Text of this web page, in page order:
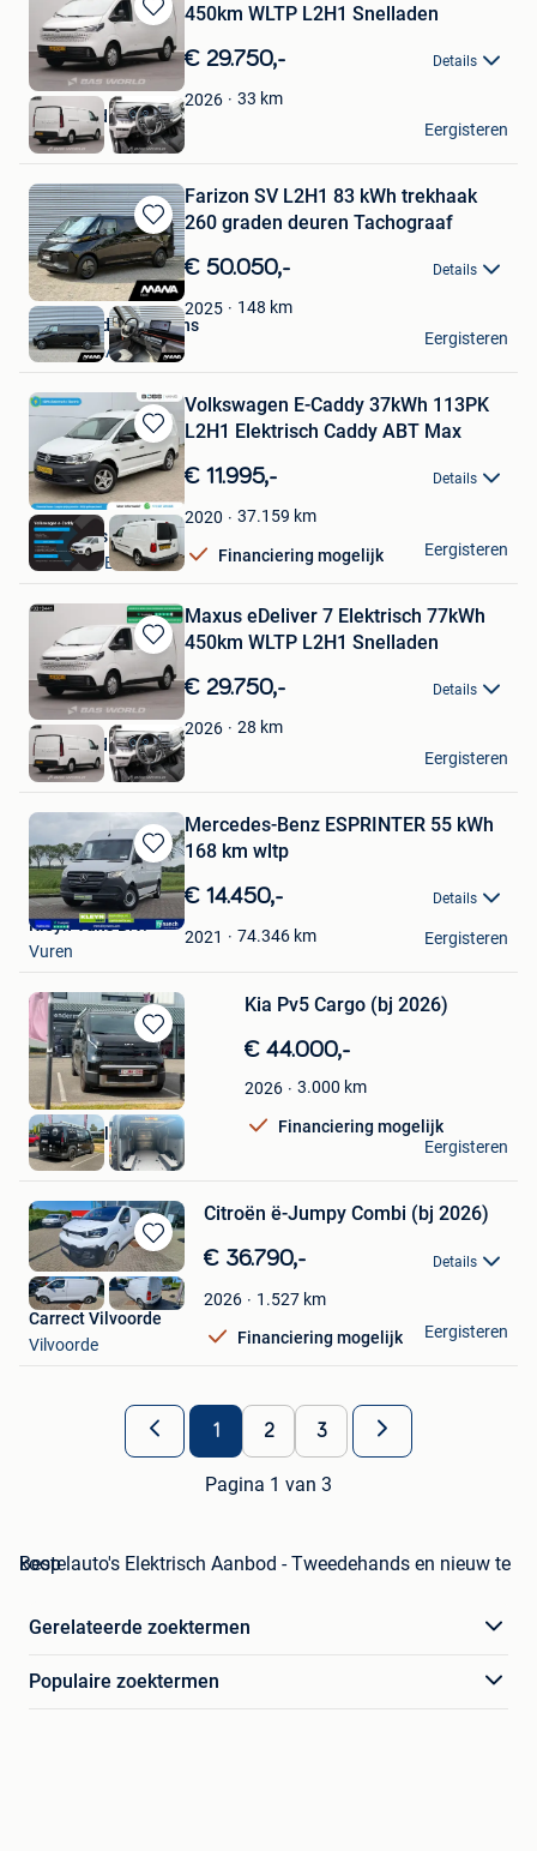
Bewaren
in
Mijn
Favorieten
450km WLTP L2H1 Snelladen
€ 29.750,- Details
2026 33 km
BAS World
Veghel
Eergisteren
Bewaren
in
Mijn
Favorieten
Farizon SV L2H1 83 kWh trekhaak
260 graden deuren Tachograaf
€ 50.050,- Details
2025 148 km
MANA Bedrijfswagens
ROOSENDAAL
Eergisteren
Bewaren
in
Mijn
Favorieten
Volkswagen E-Caddy 37kWh 113PK
L2H1 Elektrisch Caddy ABT Max
€ 11.995,- Details
2020 37.159 km
Financiering mogelijk
Boss Vans
VELDHOVEN
Eergisteren
Bewaren
in
Mijn
Favorieten
Maxus eDeliver 7 Elektrisch 77kWh
450km WLTP L2H1 Snelladen
€ 29.750,- Details
2026 28 km
BAS World
Veghel
Eergisteren
Bewaren
in
Mijn
Favorieten
Mercedes-Benz ESPRINTER 55 kWh
168 km wltp
€ 14.450,- Details
2021 74.346 km
Kleyn Vans B.V.
Vuren
Eergisteren
Bewaren
in
Mijn
Favorieten
Kia Pv5 Cargo (bj 2026)
€ 44.000,-
2026 3.000 km
Financiering mogelijk
Carrect Vilvoorde
Vilvoorde
Eergisteren
Bewaren
in
Mijn
Favorieten
Citroën ë-Jumpy Combi (bj 2026)
€ 36.790,- Details
2026 1.527 km
Financiering mogelijk
Carrect Vilvoorde
Vilvoorde
Eergisteren
1 2 3
Pagina 1 van 3
Bestelauto's Elektrisch Aanbod - Tweedehands en nieuw te koop
Gerelateerde zoektermen
Populaire zoektermen